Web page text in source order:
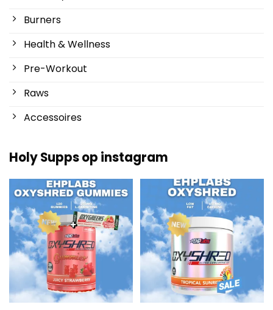
Burners
Health & Wellness
Pre-Workout
Raws
Accessoires
Holy Supps op instagram
Nieuw bij Holy Supps 🍬⚡
De OxyShred Gummies...
3 0
Laag in vet en 150mg cafeïne per
serving! ⚡...
0 2